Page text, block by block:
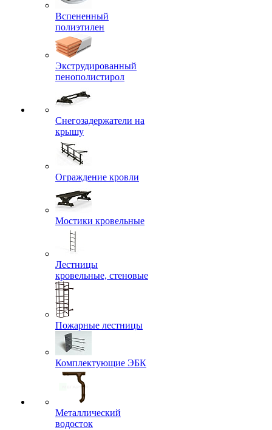
Вспененный
полиэтилен
Экструдированный
пенополистирол
Снегозадержатели на
крышу
Ограждение кровли
Мостики кровельные
Лестницы
кровельные, стеновые
Пожарные лестницы
Комплектующие ЭБК
Металлический
водосток